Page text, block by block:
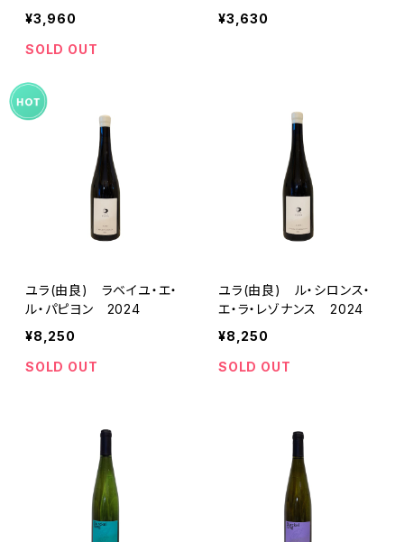
¥3,960
SOLD OUT
¥3,630
ユラ(由良) ラベイユ・エ・
ル・パピヨン 2024
¥8,250
SOLD OUT
ユラ(由良) ル・シロンス・
エ・ラ・レゾナンス 2024
¥8,250
SOLD OUT